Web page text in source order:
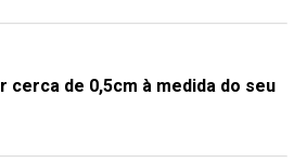
de 0,5cm à medida do seu